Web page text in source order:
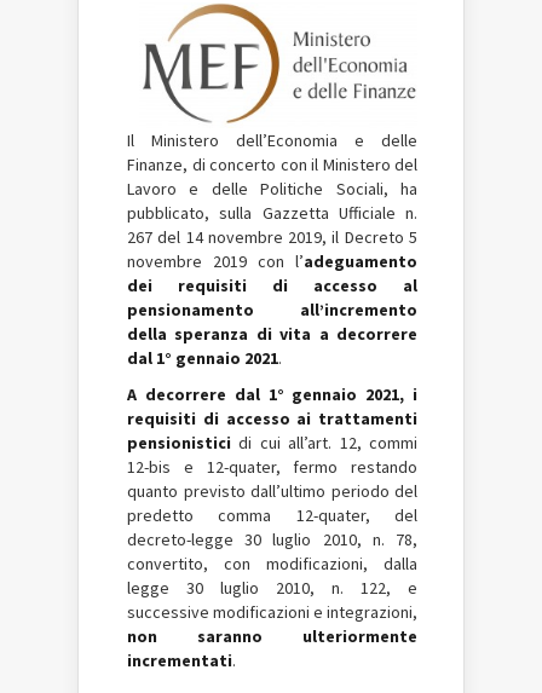
Il Ministero dell’Economia e delle
Finanze, di concerto con il Ministero del
Lavoro e delle Politiche Sociali, ha
pubblicato, sulla Gazzetta Ufficiale n.
267 del 14 novembre 2019, il Decreto 5
novembre 2019 con l’adeguamento
dei requisiti di accesso al
pensionamento all’incremento
della speranza di vita a decorrere
dal 1° gennaio 2021.
A decorrere dal 1° gennaio 2021, i
requisiti di accesso ai trattamenti
pensionistici di cui all’art. 12, commi
12-bis e 12-quater, fermo restando
quanto previsto dall’ultimo periodo del
predetto comma 12-quater, del
decreto-legge 30 luglio 2010, n. 78,
convertito, con modificazioni, dalla
legge 30 luglio 2010, n. 122, e
successive modificazioni e integrazioni,
non saranno ulteriormente
incrementati.